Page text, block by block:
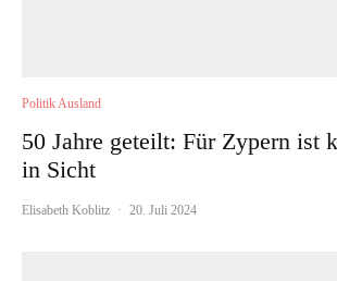
Politik Ausland
50 Jahre geteilt: Für Zypern ist
in Sicht
Elisabeth Koblitz · 20. Juli 2024